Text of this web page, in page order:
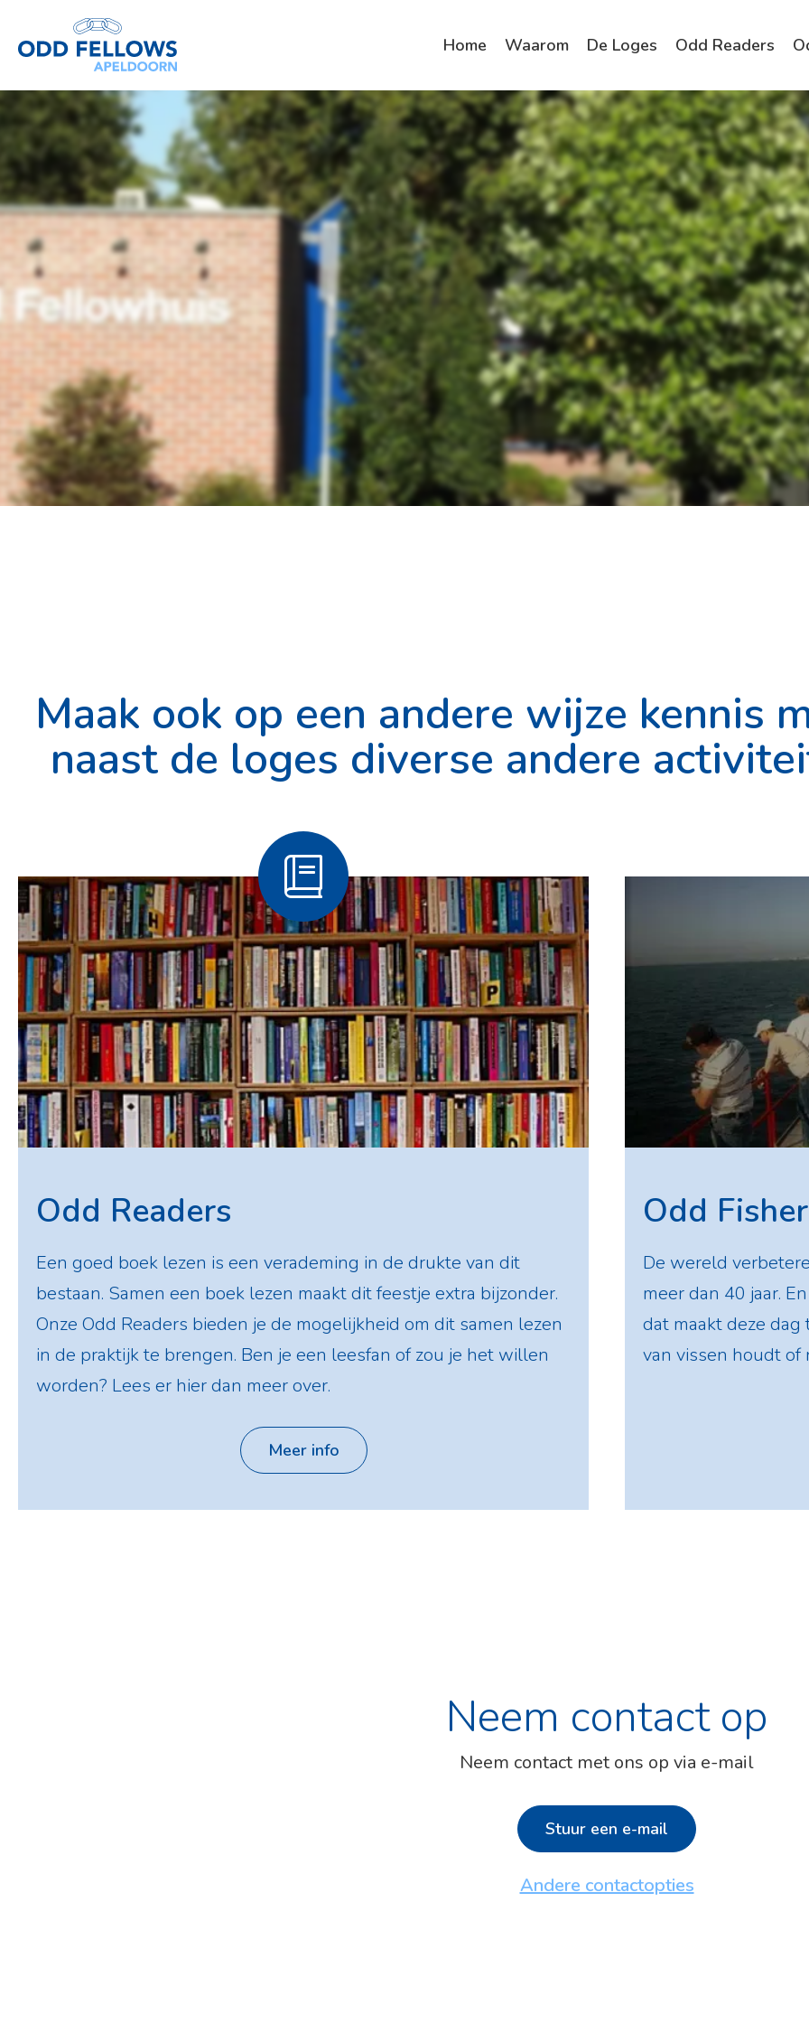
Home Waarom De Loges Odd Readers
Maak ook op een andere wijze kennis
naast de loges diverse andere
Odd Readers
Een goed boek lezen is een verademing in de drukte van dit
bestaan. Samen een boek lezen maakt dit feestje extra bijzonder.
Onze Odd Readers bieden je de mogelijkheid om dit samen lezen
in de praktijk te brengen. Ben je een leesfan of zou je het willen
worden? Lees er hier dan meer over.
Meer info
Odd
De wereld
meer dan 40 jaar.
dat maakt deze
van vissen houdt of
Neem contact op
Neem contact met ons op via e-mail
Stuur een e-mail
Andere contactopties